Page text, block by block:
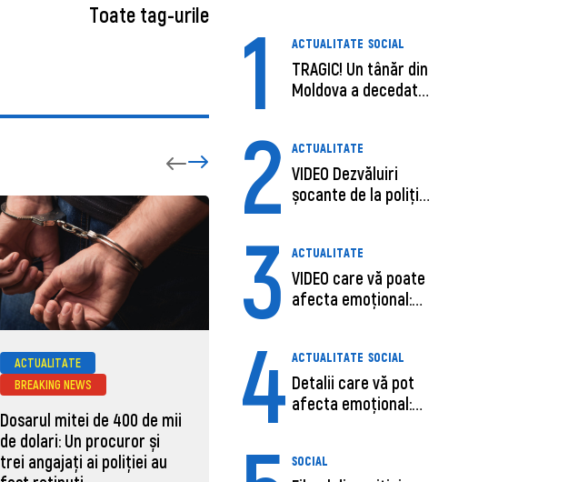
Toate tag-urile
ACTUALITATE
BREAKING NEWS
Dosarul mitei de 400 de mii
de dolari: Un procuror și
trei angajați ai poliției au
ECONOMIE
Moldova, de aproape opt ori
sub media UE la costul
1 ACTUALITATE SOCIAL
TRAGIC! Un tânăr din
Moldova a decedat
2 ACTUALITATE
VIDEO Dezvăluiri
șocante de la poliție,
3 ACTUALITATE
VIDEO care vă poate
afecta emoțional:
4 ACTUALITATE SOCIAL
Detalii care vă pot
afecta emoțional:
SOCIAL